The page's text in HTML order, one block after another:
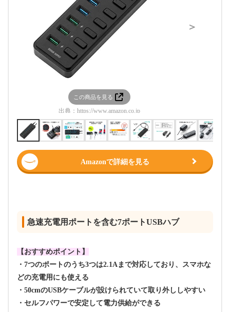
この商品を見る
出典： https://www.amazon.co.jp
＞
Amazonで詳細を見る
急速充電用ポートを含む7ポートUSBハブ
【おすすめポイント】
・7つのポートのうち3つは2.1Aまで対応しており、スマホな
どの充電用にも使える
・50cmのUSBケーブルが設けられていて取り外ししやすい
・セルフパワーで安定して電力供給ができる